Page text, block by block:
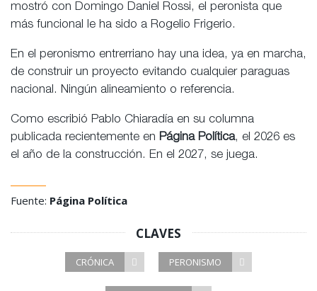
mostró con Domingo Daniel Rossi, el peronista que
más funcional le ha sido a Rogelio Frigerio.
En el peronismo entrerriano hay una idea, ya en marcha,
de construir un proyecto evitando cualquier paraguas
nacional. Ningún alineamiento o referencia.
Como escribió Pablo Chiaradía en su columna
publicada recientemente en Página Política, el 2026 es
el año de la construcción. En el 2027, se juega.
Fuente: Página Política
CLAVES
CRÓNICA PERONISMO